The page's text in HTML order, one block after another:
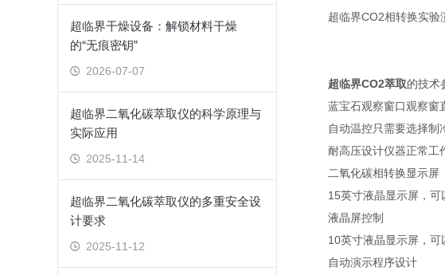
超临界干燥设备：解锁材料干燥
的“无痕密钥”
2026-07-07
超临界二氧化碳萃取仪的科学原理与
实际应用
2025-11-14
超临界二氧化碳萃取仪的多重安全设
计要求
2025-11-12
超临界CO2相转换实验
超临界CO2萃取的技术
蓝宝石观察窗口观察窗直
自动温控只需要选择制冷
耐高压设计仪器正常工作
二氧化碳相转换显示屏
15英寸液晶显示屏，可以
液晶屏控制
10英寸液晶显示屏，可以
自动演示程序设计